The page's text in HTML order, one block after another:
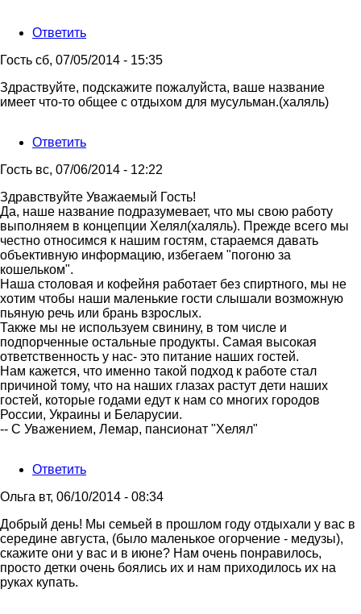
Ответить
Гость сб, 07/05/2014 - 15:35
Здраствуйте, подскажите пожалуйста, ваше название
имеет что-то общее с отдыхом для мусульман.(халяль)
Ответить
Гость вс, 07/06/2014 - 12:22
Ответ
на
Здраствуйте,
подскажите
от
Гость
Здравствуйте Уважаемый Гость!
Да, наше название подразумевает, что мы свою работу
выполняем в концепции Хелял(халяль). Прежде всего мы
честно относимся к нашим гостям, стараемся давать
объективную информацию, избегаем "погоню за
кошельком".
Наша столовая и кофейня работает без спиртного, мы не
хотим чтобы наши маленькие гости слышали возможную
пьяную речь или брань взрослых.
Также мы не используем свинину, в том числе и
подпорченные остальные продукты. Самая высокая
ответственность у нас- это питание наших гостей.
Нам кажется, что именно такой подход к работе стал
причиной тому, что на наших глазах растут дети наших
гостей, которые годами едут к нам со многих городов
России, Украины и Беларусии.
-- С Уважением, Лемар, пансионат "Хелял"
Ответить
Ольга вт, 06/10/2014 - 08:34
Добрый день! Мы семьей в прошлом году отдыхали у вас в
середине августа, (было маленькое огорчение - медузы),
скажите они у вас и в июне? Нам очень понравилось,
просто детки очень боялись их и нам приходилось их на
руках купать.